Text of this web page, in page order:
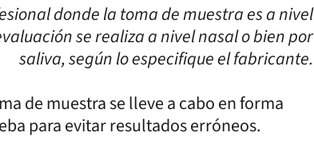
donde la toma de muestra es a nivel
se realiza a nivel nasal o bien por
saliva, según lo especifique el fabricante.
de muestra se lleve a cabo en forma
para evitar resultados erróneos.